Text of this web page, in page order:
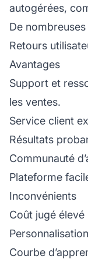
autogérées,
De
Retours
Avantages
Support et
les ventes.
Service client
Résultats
Communauté
Plateforme
Inconvénients
Coût jugé
Courbe